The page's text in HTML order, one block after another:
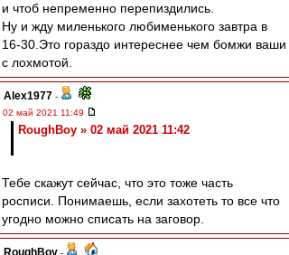
и чтоб непременно перепиздились.
Ну и жду миленького любименького завтра в
16-30.Это гораздо интереснее чем бомжи ваши
с лохмотой.
Alex1977 -
02 май 2021 11:49
RoughBoy » 02 май 2021 11:42
Тебе скажут сейчас, что это тоже часть
росписи. Понимаешь, если захотеть то все что
угодно можно списать на заговор.
RoughBoy -